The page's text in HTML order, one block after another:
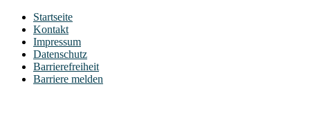
Startseite
Kontakt
Impressum
Datenschutz
Barrierefreiheit
Barriere melden